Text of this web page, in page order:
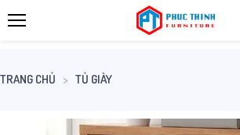
TRANG CHỦ TỦ GIÀY